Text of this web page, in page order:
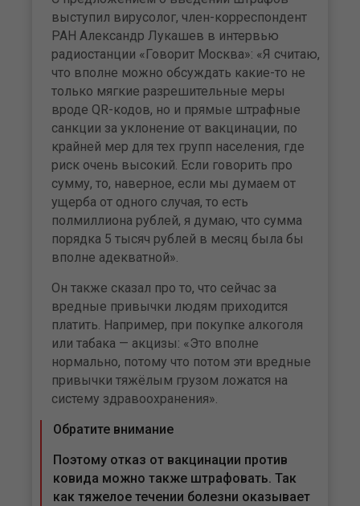
выступил вирусолог, член-корреспондент
РАН Александр Лукашев в интервью
радиостанции «Говорит Москва»: «Я считаю,
что вполне можно обсуждать какие-то не
только мягкие разрешительные меры
вроде QR-кодов, но и прямые штрафные
санкции за уклонение от вакцинации, по
крайней мер для тех групп населения, где
риск очень высокий. Если говорить про
сумму, то, наверное, если мы думаем от
ущерба от одного случая, то есть
полмиллиона рублей, я думаю, что сумма
порядка 5 тысяч рублей в месяц была бы
вполне адекватной».
Он также сказал про то, что сейчас за
вредные привычки людям приходится
платить. Например, при покупке алкоголя
или табака — акцизы: «Это вполне
нормально, потому что потом эти вредные
привычки тяжёлым грузом ложатся на
систему здравоохранения».
Обратите внимание
Поэтому отказ от вакцинации против
ковида можно также штрафовать. Так
как тяжелое течении болезни оказывает